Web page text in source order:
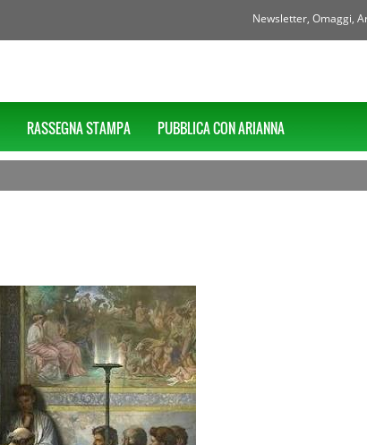
Newsletter, Omaggi,
RASSEGNA STAMPA PUBBLICA CON ARIANNA